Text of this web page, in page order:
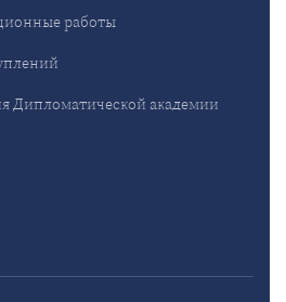
работы
Дипломатической академии